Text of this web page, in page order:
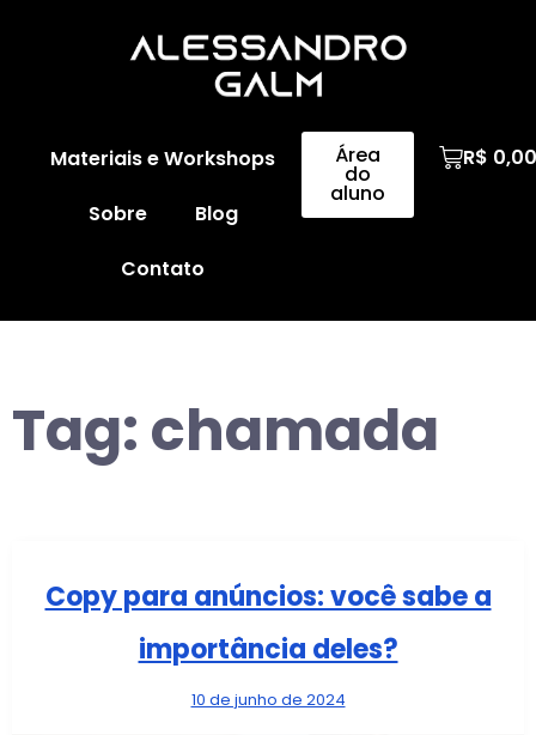
Materiais e Workshops
Sobre
Blog
Contato
Área
do
aluno
R$ 0,00
Tag:chamada
Copy para anúncios: você sabe a
importância deles?
10 de junho de 2024